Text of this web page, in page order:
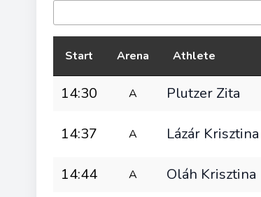
Start Arena Athlete
14:30 A Plutzer Zita
14:37 A Lázár Krisztina
14:44 A Oláh Krisztina